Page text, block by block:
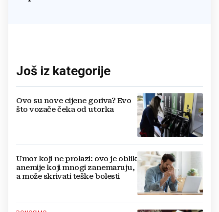
Još iz kategorije
Ovo su nove cijene goriva? Evo
što vozače čeka od utorka
Umor koji ne prolazi: ovo je oblik
anemije koji mnogi zanemaruju,
a može skrivati teške bolesti